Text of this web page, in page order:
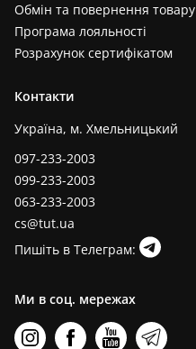
Обмін та повернення товару
Програма лояльності
Розрахунок сертифікатом
Контакти
Україна, м. Хмельницький
097-233-2003
099-233-2003
063-233-2003
cs@tut.ua
Пишіть в Телеграм:
Ми в соц. мережах